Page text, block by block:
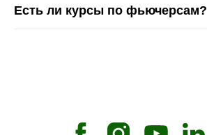
Есть ли курсы по фьючерсам?